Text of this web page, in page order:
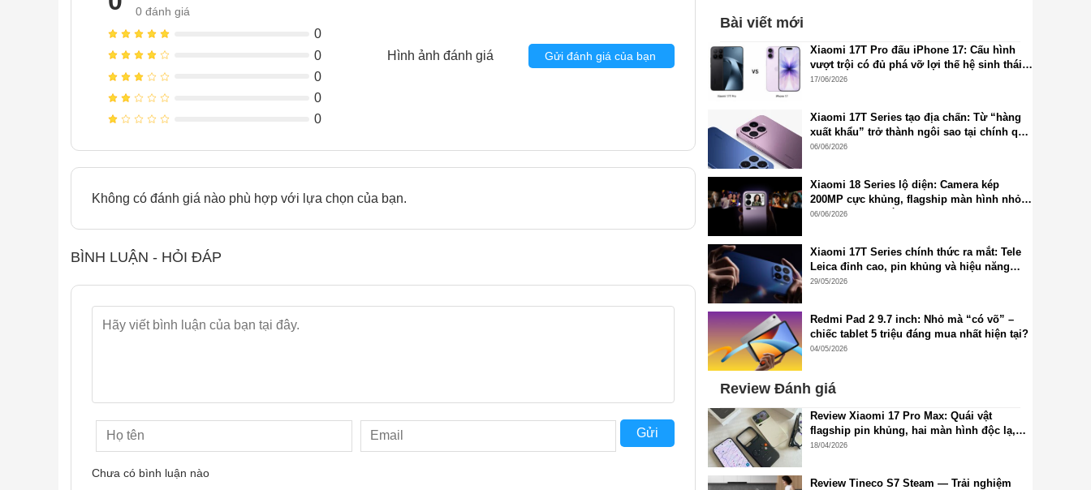
0 đánh giá
0
0
0
0
0
Hình ảnh đánh giá Gửi đánh giá của bạn
Không có đánh giá nào phù hợp với lựa chọn của bạn.
BÌNH LUẬN - HỎI ĐÁP
Gửi
Chưa có bình luận nào
Bài viết mới
Xiaomi 17T Pro đấu iPhone 17: Cấu hình
vượt trội có đủ phá vỡ lợi thế hệ sinh thái
Apple?
17/06/2026
Xiaomi 17T Series tạo địa chấn: Từ “hàng
xuất khẩu” trở thành ngôi sao tại chính quê
nhà Trung Quốc
06/06/2026
Xiaomi 18 Series lộ diện: Camera kép
200MP cực khủng, flagship màn hình nhỏ
2K chuẩn mới sắp xuất hiện
06/06/2026
Xiaomi 17T Series chính thức ra mắt: Tele
Leica đỉnh cao, pin khủng và hiệu năng
flagship thế hệ mới
29/05/2026
Redmi Pad 2 9.7 inch: Nhỏ mà “có võ” –
chiếc tablet 5 triệu đáng mua nhất hiện tại?
04/05/2026
Review Đánh giá
Review Xiaomi 17 Pro Max: Quái vật
flagship pin khủng, hai màn hình độc lạ,
cấu hình đỉnh cao, camera siêu đẹp
18/04/2026
Review Tineco S7 Steam — Trải nghiệm